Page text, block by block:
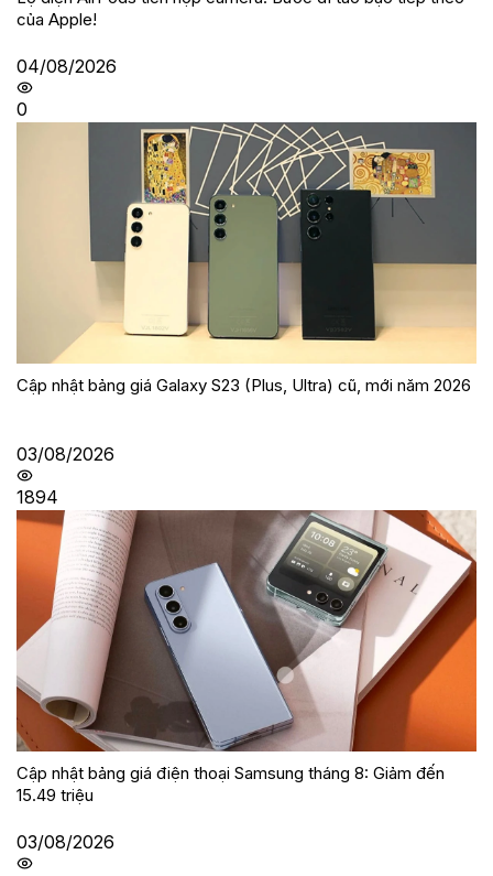
của Apple!
04/08/2026
0
Cập nhật bảng giá Galaxy S23 (Plus, Ultra) cũ, mới năm 2026
03/08/2026
1894
Cập nhật bảng giá điện thoại Samsung tháng 8: Giảm đến
15.49 triệu
03/08/2026